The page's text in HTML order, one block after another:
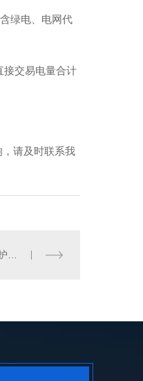
绿电、电网代
接交易电量合计
请及时联系我
河西河东供电服务中心：除夕在路上 守护万家灯火